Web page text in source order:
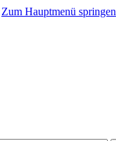
Zum Hauptmenü springen